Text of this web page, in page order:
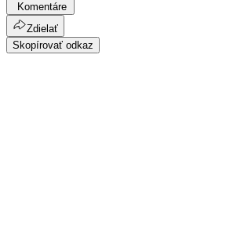
Komentáre
Zdielať
Skopírovať odkaz